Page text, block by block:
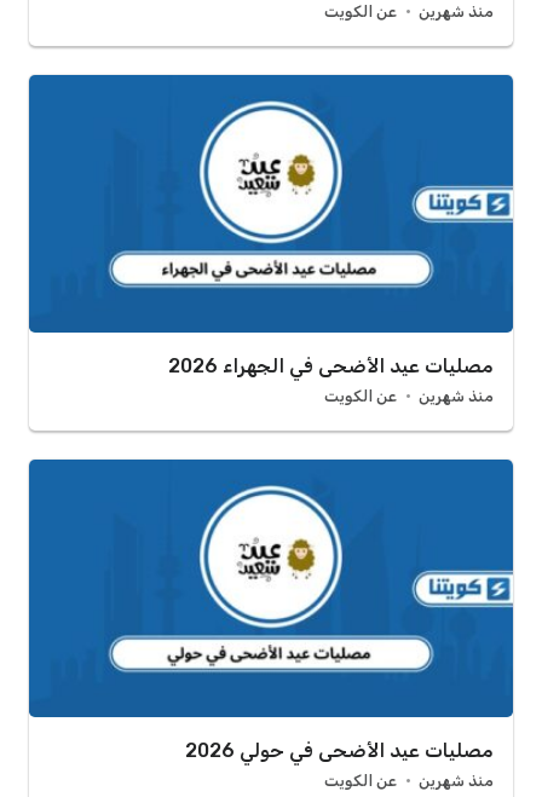
منذ شهرين عن الكويت
مصليات عيد الأضحى في الجهراء 2026
منذ شهرين عن الكويت
مصليات عيد الأضحى في حولي 2026
منذ شهرين عن الكويت